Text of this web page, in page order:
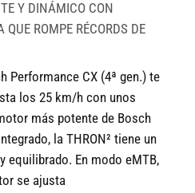
Y DINÁMICO CON
QUE ROMPE RÉCORDS DE
Performance CX (4ª gen.) te
los 25 km/h con unos
más potente de Bosch
la THRON² tiene un
equilibrado. En modo eMTB,
se ajusta